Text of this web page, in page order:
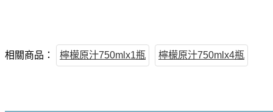
相關商品： 檸檬原汁750mlx1瓶 檸檬原汁750mlx4瓶